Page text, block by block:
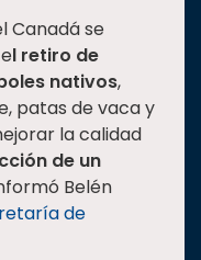
Canadá se
l retiro de
nativos,
patas de vaca y
la calidad
de un
Belén
de